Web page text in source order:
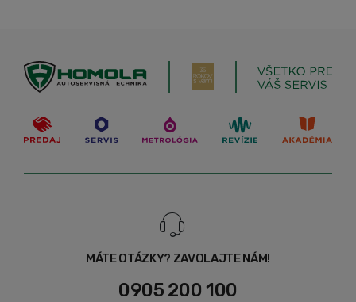
MÁTE OTÁZKY? ZAVOLAJTE NÁM!
0905 200 100